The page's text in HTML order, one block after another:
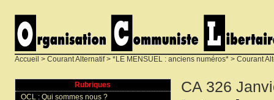
Accueil > Courant Alternatif> *LE MENSUEL : anciens numéros* > Courant
CA 326
Rubriques
OCL : Qui sommes nous ?